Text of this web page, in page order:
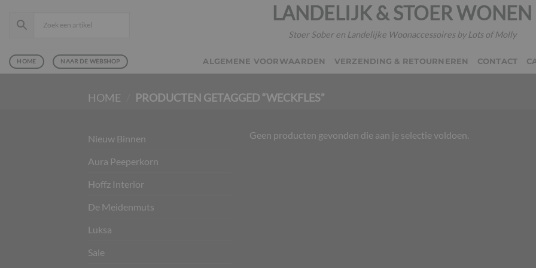
naar
LANDELIJK & STOER WONEN
Stoer Sober en Landelijke Woonaccessoires by Lots of Molly
HOME NAAR DE WEBSHOP ALGEMENE VOORWAARDEN VERZENDING & RETOURNEREN CONTACT
HOME PRODUCTEN GETAGGED “WECKFLES”
Nieuw Binnen
Aura Peeperkorn
Hoffz Interior
De Meidenmuts
Luksa
Sale
Geen producten gevonden die aan je selectie voldoen.